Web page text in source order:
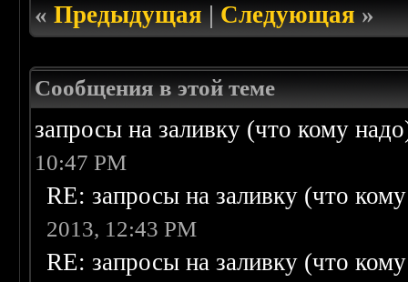
«Предыдущая|Следующая»
Сообщения в этой теме
запросы на заливку (что кому
10:47 PM
RE: запросы на заливку (что
2013, 12:43 PM
RE: запросы на заливку (что